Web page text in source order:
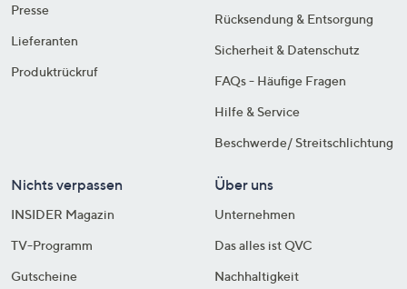
Presse
Lieferanten
Produktrückruf
Rücksendung & Entsorgung
Sicherheit & Datenschutz
FAQs - Häufige Fragen
Hilfe & Service
Beschwerde/ Streitschlichtung
Nichts verpassen
INSIDER Magazin
TV-Programm
Gutscheine
Über uns
Unternehmen
Das alles ist QVC
Nachhaltigkeit